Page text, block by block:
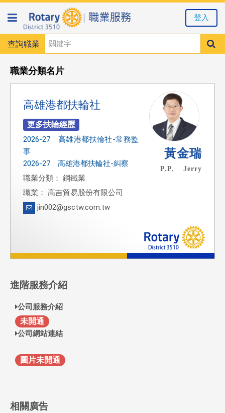
查詢職業
登入
職業分類名片
高雄港都扶輪社
2026-27 高雄港都扶輪社-常務監
事
2026-27 高雄港都扶輪社-糾察
職業分類： 鋼鐵業
職業： 高吉貿易股份有限公司
jin002@gsctw.com.tw
黃金瑞
P.P. Jerry
進階服務介紹
公司服務介紹
未開通
公司網站連結
圖片未開通
相關廣告